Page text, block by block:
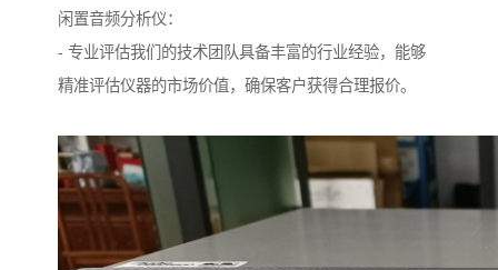
闲置音频分析仪：
- 专业评估我们的技术团队具备丰富的行业经验，能够
精准评估仪器的市场价值，确保客户获得合理报价。